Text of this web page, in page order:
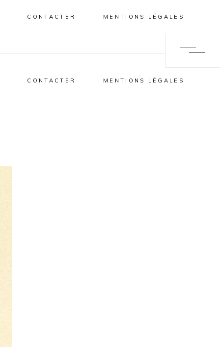
CONTACTER MENTIONS LÉGALES
CONTACTER MENTIONS LÉGALES